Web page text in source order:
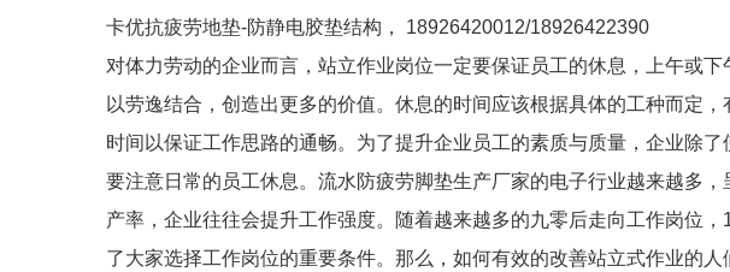
卡优抗疲劳地垫-防静电胶垫结构， 18926420012/18926422390
对体力劳动的企业而言，站立作业岗位一定要保证员工的休息，上午或
以劳逸结合，创造出更多的价值。休息的时间应该根据具体的工种而定
时间以保证工作思路的通畅。为了提升企业员工的素质与质量，企业除
要注意日常的员工休息。流水防疲劳脚垫生产厂家的电子行业越来越多
产率，企业往往会提升工作强度。随着越来越多的九零后走向工作岗位
了大家选择工作岗位的重要条件。那么，如何有效的改善站立式作业的